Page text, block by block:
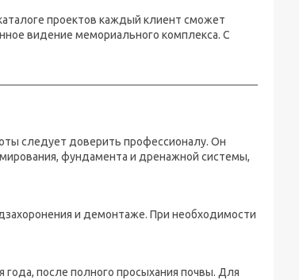
проектов каждый клиент сможет
видение мемориального комплекса. С
следует доверить профессионалу. Он
фундамента и дренажной системы,
и демонтаже. При необходимости
после полного просыхания почвы. Для